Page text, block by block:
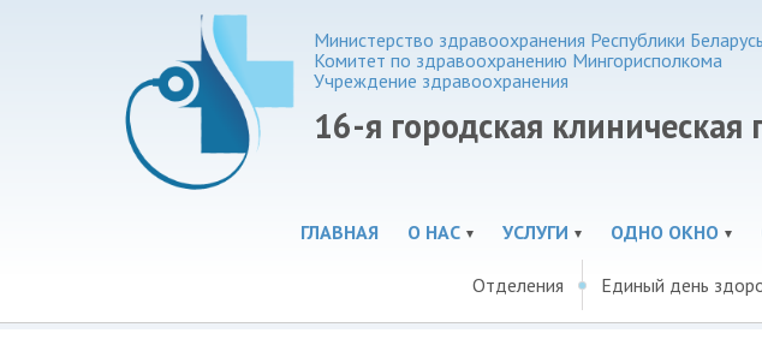
Министерство здравоохранения Республики Беларусь
Комитет по здравоохранению Мингорисполкома
Учреждение здравоохранения
16-я городская клиническая
ГЛАВНАЯ О НАС УСЛУГИ ОДНО ОКНО
Отделения Единый день